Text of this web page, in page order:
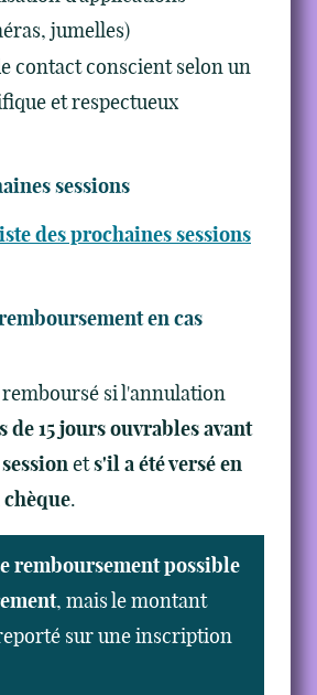
jumelles)
contact conscient selon un
et respectueux
sessions
des prochaines sessions
en cas
si l'annulation
de 15 jours ouvrables avant
ets'il a été versé en
chèque.
remboursement possible
, mais le montant
sur une inscription